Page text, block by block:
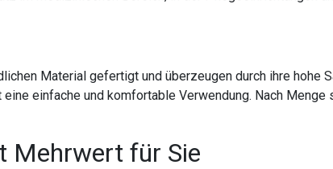
Material gefertigt und überzeugen durch ihre hohe
einfache und komfortable Verwendung. Nach
Mehrwert für Sie